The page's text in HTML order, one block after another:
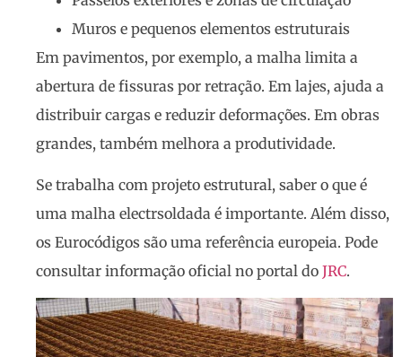
Muros e pequenos elementos estruturais
Em pavimentos, por exemplo, a malha limita a
abertura de fissuras por retração. Em lajes, ajuda a
distribuir cargas e reduzir deformações. Em obras
grandes, também melhora a produtividade.
Se trabalha com projeto estrutural, saber o que é
uma malha electrsoldada é importante. Além disso,
os Eurocódigos são uma referência europeia. Pode
consultar informação oficial no portal do JRC.